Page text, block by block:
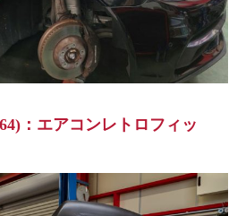
：エアコンレトロフィッ